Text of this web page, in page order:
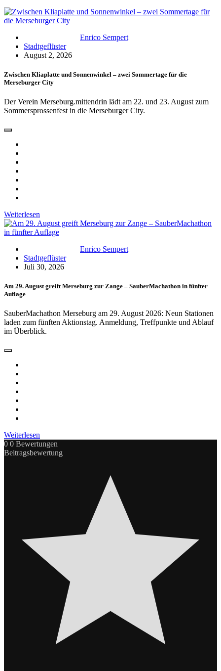
Enrico Sempert
Stadtgeflüster
August 2, 2026
Zwischen Kliaplatte und Sonnenwinkel – zwei Sommertage für die
Merseburger City
Der Verein Merseburg.mittendrin lädt am 22. und 23. August zum
Sommersprossenfest in die Merseburger City.
Weiterlesen
Enrico Sempert
Stadtgeflüster
Juli 30, 2026
Am 29. August greift Merseburg zur Zange – SauberMachathon in fünfter
Auflage
SauberMachathon Merseburg am 29. August 2026: Neun Stationen
laden zum fünften Aktionstag. Anmeldung, Treffpunkte und Ablauf
im Überblick.
Weiterlesen
0 0 Bewertungen
Beitragsbewertung